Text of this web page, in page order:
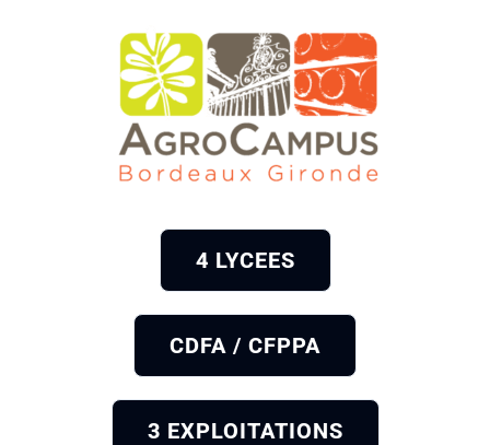
4 LYCEES
CDFA / CFPPA
3 EXPLOITATIONS